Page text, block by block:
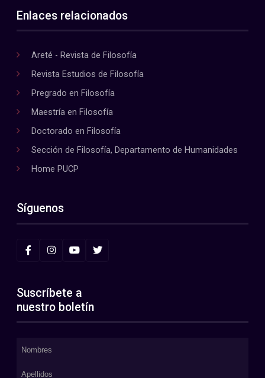
Enlaces relacionados
Areté - Revista de Filosofía
Revista Estudios de Filosofía
Pregrado en Filosofía
Maestría en Filosofía
Doctorado en Filosofía
Sección de Filosofía, Departamento de Humanidades
Home PUCP
Síguenos
Suscríbete a
nuestro boletín